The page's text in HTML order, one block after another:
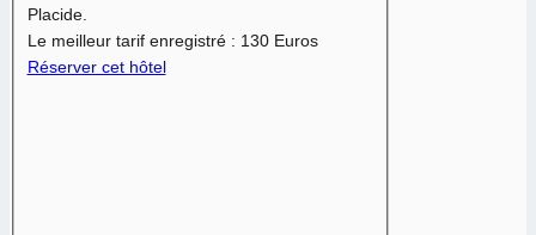
Placide.
Le meilleur tarif enregistré : 130 Euros
Réserver cet hôtel